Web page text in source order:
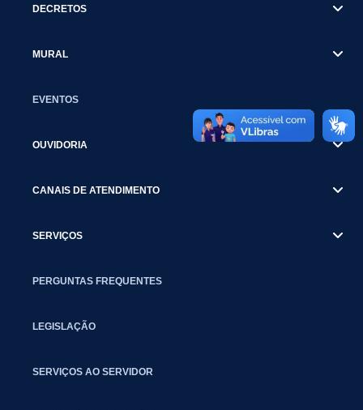
DECRETOS
MURAL
EVENTOS
OUVIDORIA
CANAIS DE ATENDIMENTO
SERVIÇOS
PERGUNTAS FREQUENTES
LEGISLAÇÃO
SERVIÇOS AO SERVIDOR